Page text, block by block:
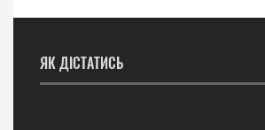
ЯК ДІСТАТИСЬ